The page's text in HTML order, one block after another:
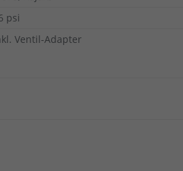
psi
Ventil-Adapter